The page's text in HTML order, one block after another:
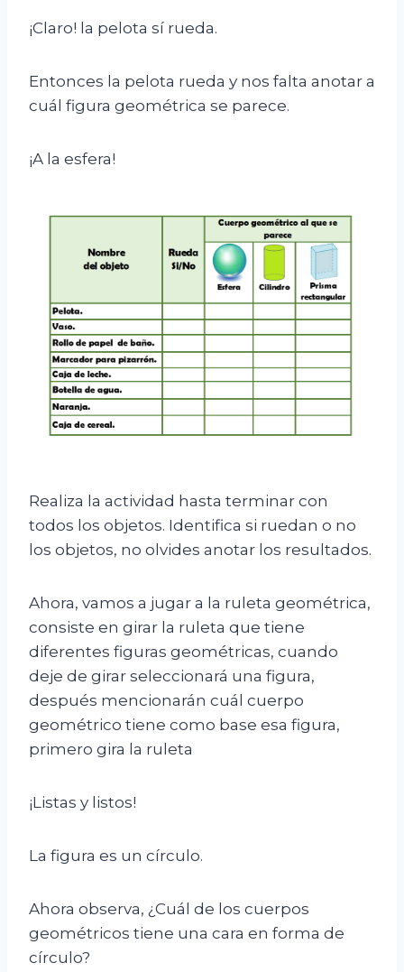
¡Claro! la pelota sí rueda.
Entonces la pelota rueda y nos falta anotar a
cuál figura geométrica se parece.
¡A la esfera!
Realiza la actividad hasta terminar con
todos los objetos. Identifica si ruedan o no
los objetos, no olvides anotar los resultados.
Ahora, vamos a jugar a la ruleta geométrica,
consiste en girar la ruleta que tiene
diferentes figuras geométricas, cuando
deje de girar seleccionará una figura,
después mencionarán cuál cuerpo
geométrico tiene como base esa figura,
primero gira la ruleta
¡Listas y listos!
La figura es un círculo.
Ahora observa, ¿Cuál de los cuerpos
geométricos tiene una cara en forma de
círculo?